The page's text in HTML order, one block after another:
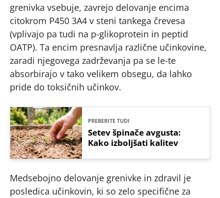
grenivka vsebuje, zavrejo delovanje encima
citokrom P450 3A4 v steni tankega črevesa
(vplivajo pa tudi na p-glikoprotein in peptid
OATP). Ta encim presnavlja različne učinkovine,
zaradi njegovega zadrževanja pa se le-te
absorbirajo v tako velikem obsegu, da lahko
pride do toksičnih učinkov.
PREBERITE TUDI
Setev špinače avgusta:
Kako izboljšati kalitev
Medsebojno delovanje grenivke in zdravil je
posledica učinkovin, ki so zelo specifične za